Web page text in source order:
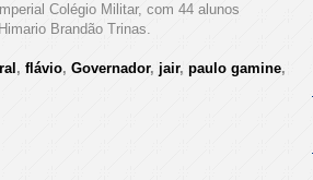
Colégio Militar, com 44 alunos
Brandão Trinas.
, flávio, Governador, jair, paulo gamine,